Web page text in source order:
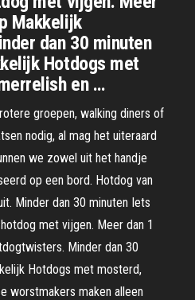
Makkelijk
dan 30 minuten
Hotdogs met
en …
groepen, walking diners of
nodig, al mag het uiteraard
we zowel uit het handje
op een bord. Hotdog van
Minder dan 30 minuten Iets
met vijgen. Meer dan 1
Minder dan 30
Hotdogs met mosterd,
worstmakers maken alleen